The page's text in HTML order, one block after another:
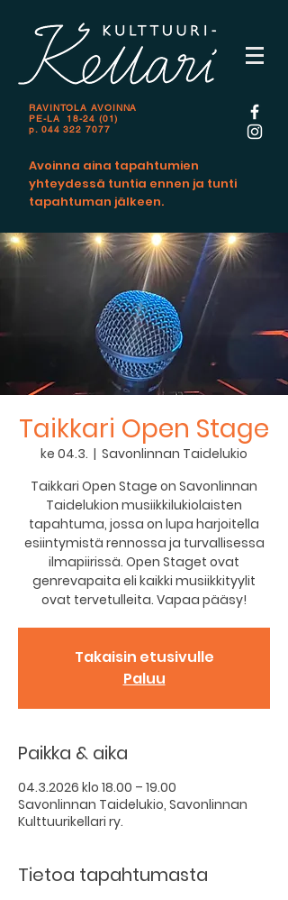
RAVINTOLA AVOINNA
PE-LA 18-24 (01)
p. 044 322 7077
Avoinna aina tapahtumien
yhteydessä tuntia ennen ja tunti
tapahtuman jälkeen.
Taikkari Open Stage
ke 04.3.
  |
Savonlinnan Taidelukio
Taikkari Open Stage on Savonlinnan
Taidelukion musiikkilukiolaisten
tapahtuma, jossa on lupa harjoitella
esiintymistä rennossa ja turvallisessa
ilmapiirissä. Open Staget ovat
genrevapaita eli kaikki musiikkityylit
ovat tervetulleita. Vapaa pääsy!
Takaisin etusivulle
Paluu
Paikka & aika
04.3.2026 klo 18.00 – 19.00
Savonlinnan Taidelukio, Savonlinnan
Kulttuurikellari ry.
Tietoa tapahtumasta